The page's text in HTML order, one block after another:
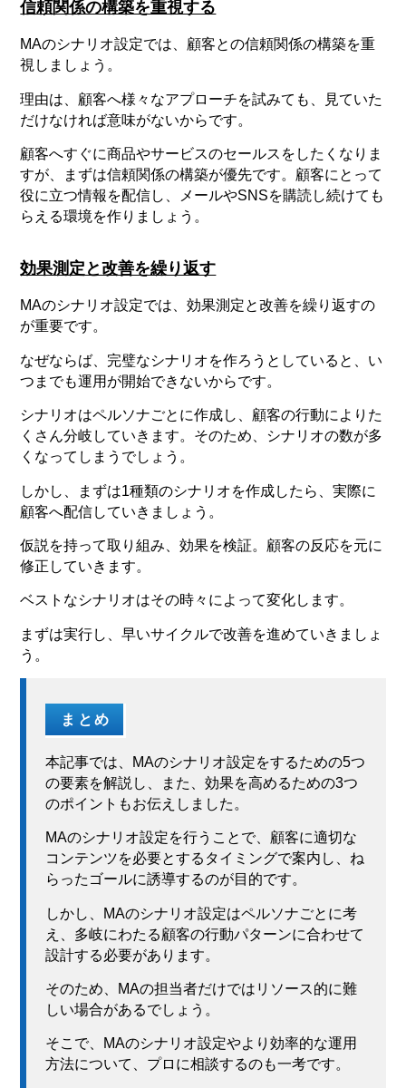
信頼関係の構築を重視する
MAのシナリオ設定では、顧客との信頼関係の構築を重
視しましょう。
理由は、顧客へ様々なアプローチを試みても、見ていた
だけなければ意味がないからです。
顧客へすぐに商品やサービスのセールスをしたくなりま
すが、まずは信頼関係の構築が優先です。顧客にとって
役に立つ情報を配信し、メールやSNSを購読し続けても
らえる環境を作りましょう。
効果測定と改善を繰り返す
MAのシナリオ設定では、効果測定と改善を繰り返すの
が重要です。
なぜならば、完璧なシナリオを作ろうとしていると、い
つまでも運用が開始できないからです。
シナリオはペルソナごとに作成し、顧客の行動によりた
くさん分岐していきます。そのため、シナリオの数が多
くなってしまうでしょう。
しかし、まずは1種類のシナリオを作成したら、実際に
顧客へ配信していきましょう。
仮説を持って取り組み、効果を検証。顧客の反応を元に
修正していきます。
ベストなシナリオはその時々によって変化します。
まずは実行し、早いサイクルで改善を進めていきましょ
う。
まとめ
本記事では、MAのシナリオ設定をするための5つ
の要素を解説し、また、効果を高めるための3つ
のポイントもお伝えしました。
MAのシナリオ設定を行うことで、顧客に適切な
コンテンツを必要とするタイミングで案内し、ね
らったゴールに誘導するのが目的です。
しかし、MAのシナリオ設定はペルソナごとに考
え、多岐にわたる顧客の行動パターンに合わせて
設計する必要があります。
そのため、MAの担当者だけではリソース的に難
しい場合があるでしょう。
そこで、MAのシナリオ設定やより効率的な運用
方法について、プロに相談するのも一考です。